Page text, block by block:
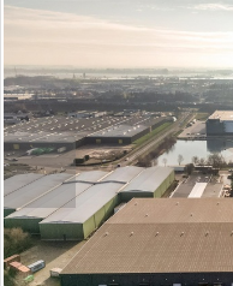
aanbieden
Pand
zoeken
Waarom
adverteren
Premium
adverteren
Blog
Registreren